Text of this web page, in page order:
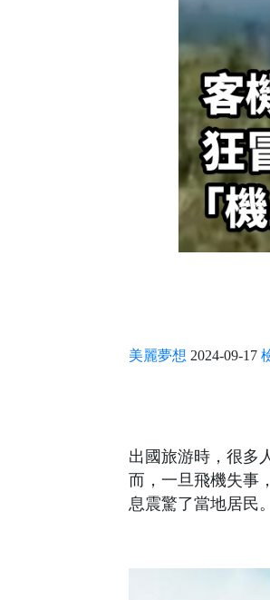
美麗夢想 2024-09-17
出國旅游時，很多
而，一旦飛機失事
息震驚了當地居民。